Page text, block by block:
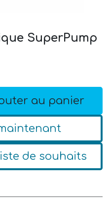
SuperPump
au panier
de souhaits